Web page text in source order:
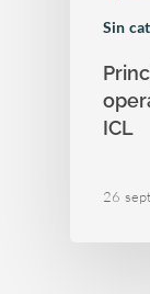
Sin
ICL
26